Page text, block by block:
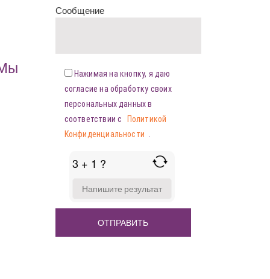
Сообщение
Нажимая на кнопку, я даю
согласие на обработку своих
персональных данных в
соответствии с
Политикой
Конфиденциальности
3 + 1 ?
FOR